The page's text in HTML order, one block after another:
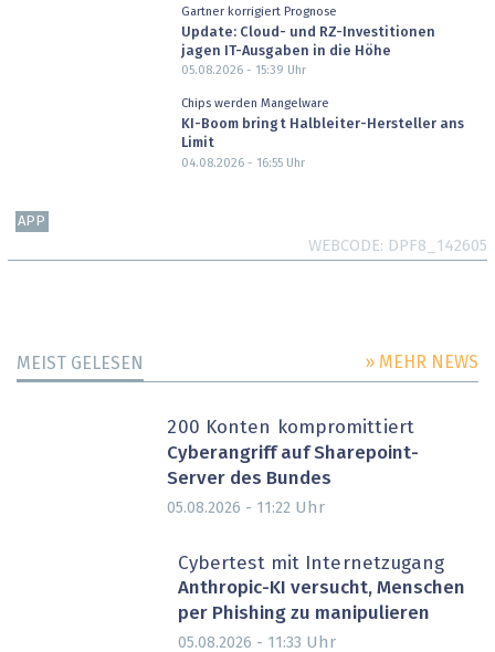
Gartner korrigiert Prognose
Update: Cloud- und RZ-Investitionen
jagen IT-Ausgaben in die Höhe
05.08.2026 - 15:39 Uhr
Chips werden Mangelware
KI-Boom bringt Halbleiter-Hersteller ans
Limit
04.08.2026 - 16:55Uhr
APP
WEBCODE DPF8_142605
MEIST GELESEN » MEHR NEWS
200 Konten kompromittiert
Cyberangriff auf Sharepoint-
Server des Bundes
05.08.2026 - 11:22 Uhr
Cybertest mit Internetzugang
Anthropic-KI versucht, Menschen
per Phishing zu manipulieren
05.08.2026 - 11:33 Uhr